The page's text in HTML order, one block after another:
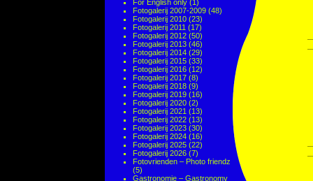
For English only (1)
Fotogalerij 2007-2009 (48)
Fotogalerij 2010 (23)
Fotogalerij 2011 (17)
Fotogalerij 2012 (50)
Fotogalerij 2013 (46)
Fotogalerij 2014 (29)
Fotogalerij 2015 (33)
Fotogalerij 2016 (12)
Fotogalerij 2017 (8)
Fotogalerij 2018 (9)
Fotogalerij 2019 (16)
Fotogalerij 2020 (2)
Fotogalerij 2021 (13)
Fotogalerij 2022 (13)
Fotogalerij 2023 (30)
Fotogalerij 2024 (16)
Fotogalerij 2025 (22)
Fotogalerij 2026 (7)
Fotovrienden – Photo friendz
(5)
Gastronomie – Gastronomy